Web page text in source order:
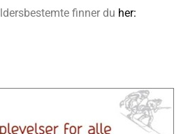
finner du her: